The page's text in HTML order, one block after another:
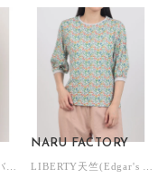
NARU FACTORY